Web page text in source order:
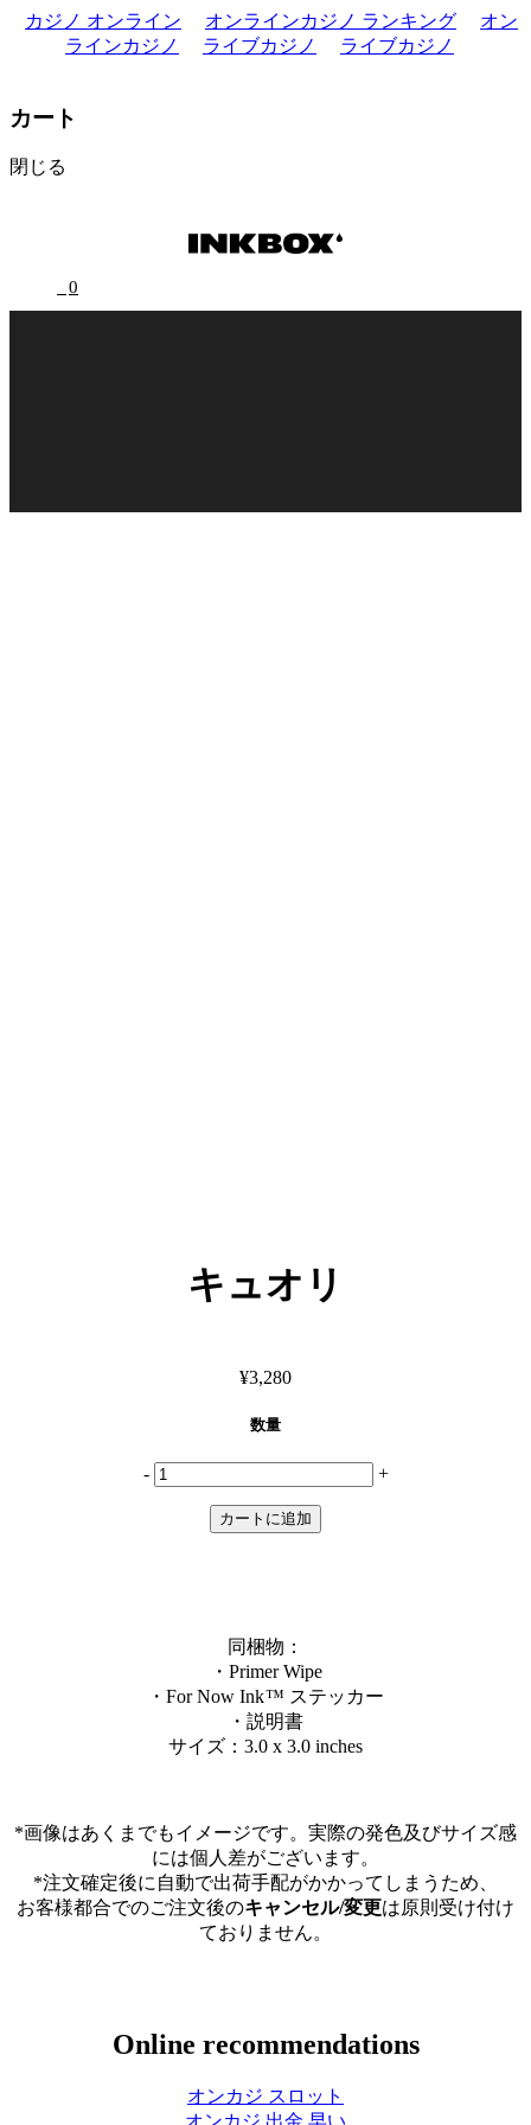
カジノ オンライン オンラインカジノ ランキング
オン
ラインカジノ
ライブカジノ ライブカジノ
カート
閉じる
0
キュオリ
¥3,280
数量
- +
同梱物：
・Primer Wipe
・For Now Ink ™ ステッカー
・説明書
サイズ：3.0 x 3.0 inches
*画像はあくまでもイメージです。実際の発色及びサイズ感
には個人差がございます。
*注文確定後に自動で出荷手配がかかってしまうため、
お客様都合でのご注文後のキャンセル/変更は原則受け付け
ておりません。
Online recommendations
オンカジ スロット
オンカジ 出金 早い